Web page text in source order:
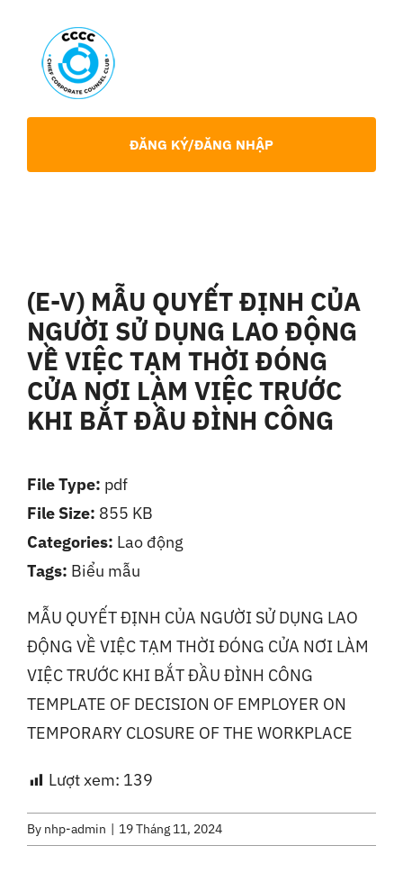
content
Chia Sẻ Chuyên Môn
Tin tức
Liên Hệ
ĐĂNG KÝ/ĐĂNG NHẬP
(E-V) MẪU QUYẾT ĐỊNH CỦA
NGƯỜI SỬ DỤNG LAO ĐỘNG
VỀ VIỆC TẠM THỜI ĐÓNG
CỬA NƠI LÀM VIỆC TRƯỚC
KHI BẮT ĐẦU ĐÌNH CÔNG
MẪU QUYẾT ĐỊNH CỦA NGƯỜI SỬ DỤNG LAO
ĐỘNG VỀ VIỆC TẠM THỜI ĐÓNG CỬA NƠI LÀM
VIỆC TRƯỚC KHI BẮT ĐẦU ĐÌNH CÔNG
TEMPLATE OF DECISION OF EMPLOYER ON
TEMPORARY CLOSURE OF THE WORKPLACE
Lượt xem: 139
File Type: pdf
File Size: 855 KB
Categories: Lao động
Tags: Biểu mẫu
By nhp-admin 19 Tháng 11, 2024